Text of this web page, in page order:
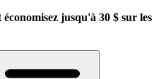
jusqu'à 30 $ sur